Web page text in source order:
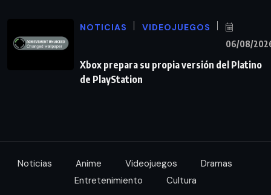
NOTICIAS VIDEOJUEGOS
06/08/
Xbox prepara su propia versión del Platino
de PlayStation
Noticias Anime Videojuegos
Dramas
Entretenimiento
Cultura